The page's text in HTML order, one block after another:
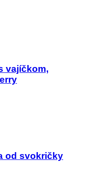
vajíčkom,
od svokričky